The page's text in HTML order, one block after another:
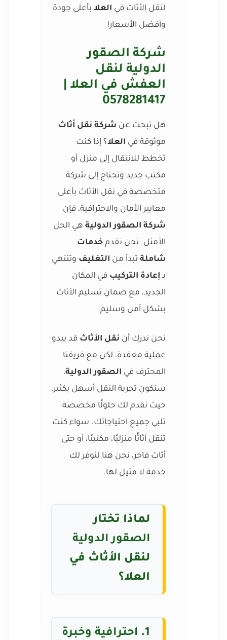
لنقل الأثاث في العلا بأعلى جودة
وأفضل الأسعار!
شركة الصقور
الدولية لنقل
العفش في العلا |
0578281417
هل تبحث عن شركة نقل أثاث
موثوقة في العلا؟ إذا كنت
تخطط للانتقال إلى منزل أو
مكتب جديد وتحتاج إلى شركة
متخصصة في نقل الأثاث بأعلى
معايير الأمان والاحترافية، فإن
شركة الصقور الدولية هي الحل
الأمثل. نحن نقدم خدمات
شاملة تبدأ من التغليف وتنتهي
بـ إعادة التركيب في المكان
الجديد، مع ضمان تسليم الأثاث
بشكل آمن وسليم.
نحن ندرك أن نقل الأثاث قد يبدو
عملية معقدة، لكن مع فريقنا
المحترف في الصقور الدولية،
ستكون تجربة النقل أسهل بكثير،
حيث نقدم لك حلولًا مخصصة
تلبي جميع احتياجاتك. سواء كنت
تنقل أثاثًا منزليًا، مكتبيًا، أو حتى
أثاث فاخر، نحن هنا لنوفر لك
خدمة لا مثيل لها.
لماذا تختار
الصقور الدولية
لنقل الأثاث في
العلا؟
1.
احترافية وخبرة